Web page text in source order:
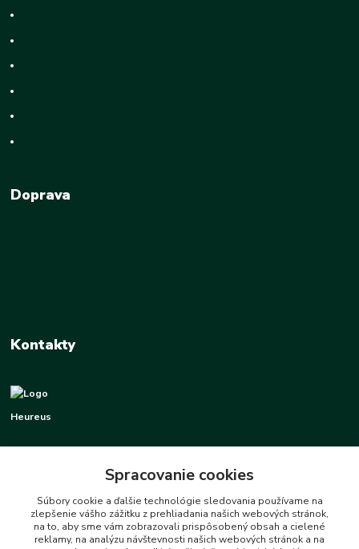
Doprava
Kontakty
Heureus
info@heureus.sk
Spracovanie cookies
Súbory cookie a ďalšie technológie sledovania používame na
zlepšenie vášho zážitku z prehliadania našich webových stránok,
na to, aby sme vám zobrazovali prispôsobený obsah a cielené
reklamy, na analýzu návštevnosti našich webových stránok a na